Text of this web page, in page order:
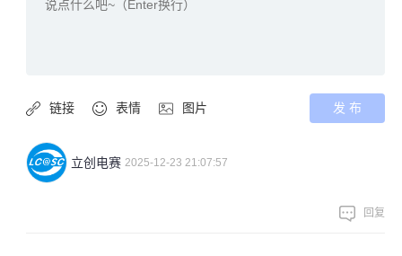
链接 表情 图片 发 布
立创电赛 2025-12-23 21:07:57
回复